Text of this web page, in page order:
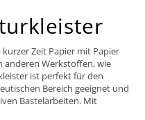
Zeit Papier mit Papier
anderen Werkstoffen, wie
ist perfekt für den
Bereich geeignet und
Bastelarbeiten. Mit